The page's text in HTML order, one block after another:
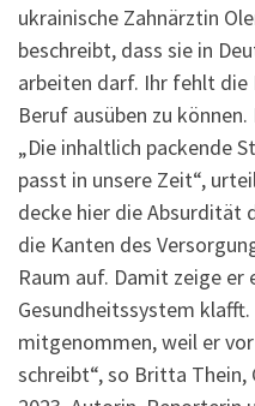
ukrainische Zahnärztin
beschreibt, dass sie in
arbeiten darf. Ihr fehlt die
Beruf ausüben zu
„Die inhaltlich packende
passt in unsere Zeit“,
decke hier die Absurdität
die Kanten des
Raum auf. Damit zeige er
Gesundheitssystem
mitgenommen, weil er
schreibt“, so Britta Thein,